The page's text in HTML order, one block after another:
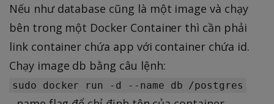
Nếu như database cũng là một image và chạy
bên trong một Docker Container thì cần phải
link container chứa app với container chứa id.
Chạy image db bằng câu lệnh:
sudo docker run -d --name db /postgres